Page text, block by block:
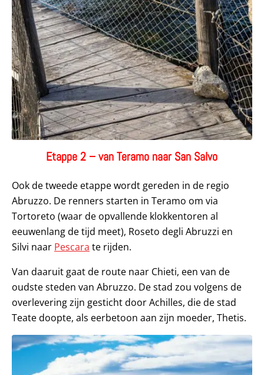
Etappe 2 – van Teramo naar San Salvo
Ook de tweede etappe wordt gereden in de regio
Abruzzo. De renners starten in Teramo om via
Tortoreto (waar de opvallende klokkentoren al
eeuwenlang de tijd meet), Roseto degli Abruzzi en
Silvi naar Pescara te rijden.
Van daaruit gaat de route naar Chieti, een van de
oudste steden van Abruzzo. De stad zou volgens de
overlevering zijn gesticht door Achilles, die de stad
Teate doopte, als eerbetoon aan zijn moeder, Thetis.